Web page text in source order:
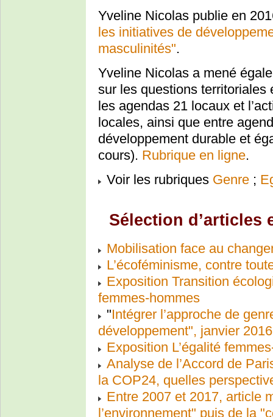
Yveline Nicolas publie en
les initiatives de
masculinités".
Yveline Nicolas a mené
sur les questions territoriales
les agendas 21 locaux et
locales, ainsi que entre
développement durable et
cours). Rubrique en ligne.
Voir les rubriques Genre ;
Sélection d’articles
Mobilisation face au
L’écoféminisme, contre
Exposition Transition
femmes-hommes
"Intégrer l’approche de
développement", janvier 2016
Exposition L’égalité
Analyse de l’Accord de
la COP24, quelles
Entre 2007 et 2017, article
l’environnement" puis de la